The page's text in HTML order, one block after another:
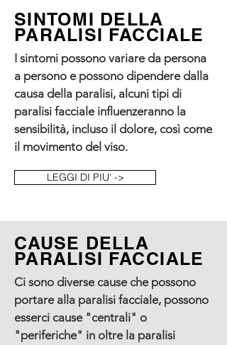
SINTOMI DELLA
PARALISI FACCIALE
I sintomi possono variare da persona
a persono e possono dipendere dalla
causa della paralisi, alcuni tipi di
paralisi facciale influenzeranno la
sensibilità, incluso il dolore, così come
il movimento del viso.
LEGGI DI PIU' ->
CAUSE DELLA
PARALISI FACCIALE
Ci sono diverse cause che possono
portare alla paralisi facciale, possono
esserci cause "centrali" o
"periferiche" in oltre la paralisi